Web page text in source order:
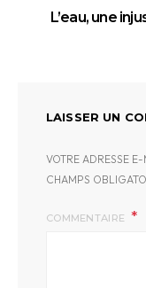
L’eau, une
LAISSER UN
VOTRE ADRESSE
CHAMPS
COMMENTAIRE